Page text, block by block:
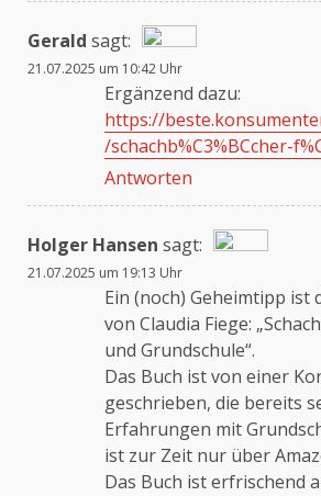
Gerald sagt:
Das „Echte-Person“-Abzeichen!
Anti-Spam von CleanTalk
21.07.2025 um 10:42 Uhr
Ergänzend dazu:
https://
/schachb%C3%BCcher-
Antworten
Holger Hansen sagt:
Das „Echte-Person“-Abzeichen!
Anti-Spam von CleanTalk
21.07.2025 um 19:13 Uhr
Ein (noch) Geheimtipp ist
von Claudia Fiege:
und Grundschule“.
Das Buch ist von einer
geschrieben, die bereits
Erfahrungen mit
ist zur Zeit nur über
Das Buch ist erfrischend